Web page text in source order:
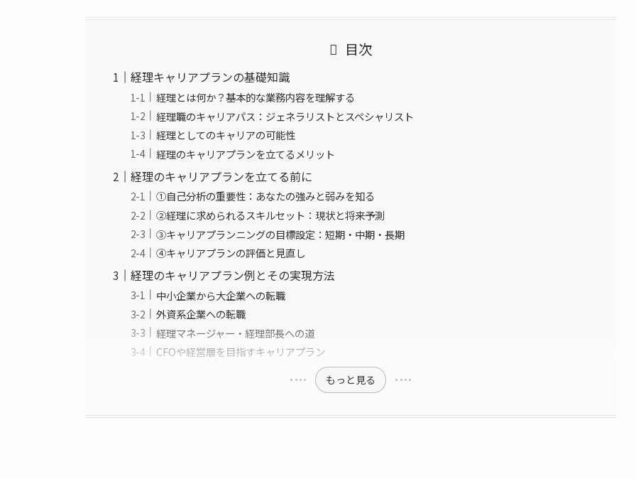
目次
経理キャリアプランの基礎知識
経理とは何か？基本的な業務内容を理解する
経理職のキャリアパス：ジェネラリストとスペシャリスト
経理としてのキャリアの可能性
経理のキャリアプランを立てるメリット
経理のキャリアプランを立てる前に
①自己分析の重要性：あなたの強みと弱みを知る
②経理に求められるスキルセット：現状と将来予測
③キャリアプランニングの目標設定：短期・中期・長期
④キャリアプランの評価と見直し
経理のキャリアプラン例とその実現方法
中小企業から大企業への転職
外資系企業への転職
経理マネージャー・経理部長への道
CFOや経営層を目指すキャリアプラン
もっと見る